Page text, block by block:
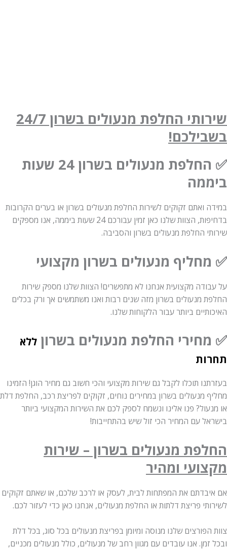
שירותי החלפת מנעולים בשרון 24/7
בשבילכם!
✅ החלפת מנעולים בשרון 24 שעות
ביממה
במידה ואתם זקוקים לשירות החלפת מנעולים בשרון או בערים הקרובות
בדחיפות, הצוות שלנו כאן זמין עבורכם 24 שעות ביממה, אנו מספקים
שירותי החלפת מנעולים בשרון והסביבה.
✅ מחליף מנעולים בשרון מקצועי
על עבודה מקצועית אנחנו לא מתפשרים! הצוות שלנו מספק שירות
החלפת מנעולים בשרון מזה שנים רבות ואנו משתמשים אך ורק בכלים
האיכותיים ביותר עבור הלקוחות שלנו.
✅ מחירי החלפת מנעולים בשרון ללא
תחרות
בעזרתנו תוכלו לקבל גם שירות מקצועי והכי חשוב גם מחיר הוגן! הזמינו
מחליף מנעולים בשרון במחירים נוחים, זקוקים לפריצת רכב, החלפת דלת
או מנעול? פנו אלינו ונשמח לספק לכם את השירות המקצועי ביותר
בישראל עם המחיר הכי זול שיש בהתחייבות!
החלפת מנעולים בשרון – שירות
מקצועי ומהיר
אם איבדתם את המפתחות לבית, לעסק או לרכב שלכם, או שאתם זקוקים
לשירותי פריצת דלתות או החלפת מנעולים, אנחנו כאן כדי לעזור לכם.
צוות הפורצים שלנו מנוסה ומיומן בפריצת מנעולים בכל סוג, בכל דלת
ובכל זמן. אנו עובדים עם מגוון רחב של מנעולים, כולל מנעולים מכניים,